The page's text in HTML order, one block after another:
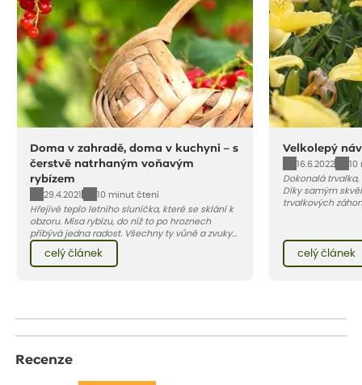
Doma v zahradě, doma v kuchyni – s
čerstvě natrhaným voňavým
rybízem
29.4.2021
10 minut čtení
Hřejivé teplo letního sluníčka, které se sklání k
obzoru. Mísa rybízu, do níž to po hroznech
přibývá jedna radost. Všechny ty vůně a zvuky
červencové zahrady. Sklizeň rybízu do kuchyně
vnese neuvěřitelný klid a radost. A taky trochu
bezstarostnosti dětství při mlsání babiččina
celý článek
Velkolepý
16.6.2022
10
Dokonalá
Díky samým
trvalkových
celý článek
Recenze